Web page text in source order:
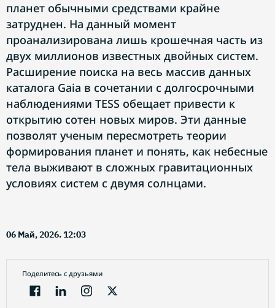
планет обычными средствами крайне
затруднен. На данный момент
проанализирована лишь крошечная часть из
двух миллионов известных двойных систем.
Расширение поиска на весь массив данных
каталога Gaia в сочетании с долгосрочными
наблюдениями TESS обещает привести к
открытию сотен новых миров. Эти данные
позволят ученым пересмотреть теории
формирования планет и понять, как небесные
тела выживают в сложных гравитационных
условиях систем с двумя солнцами.
06 Май, 2026. 12:03
Поделитесь с друзьями